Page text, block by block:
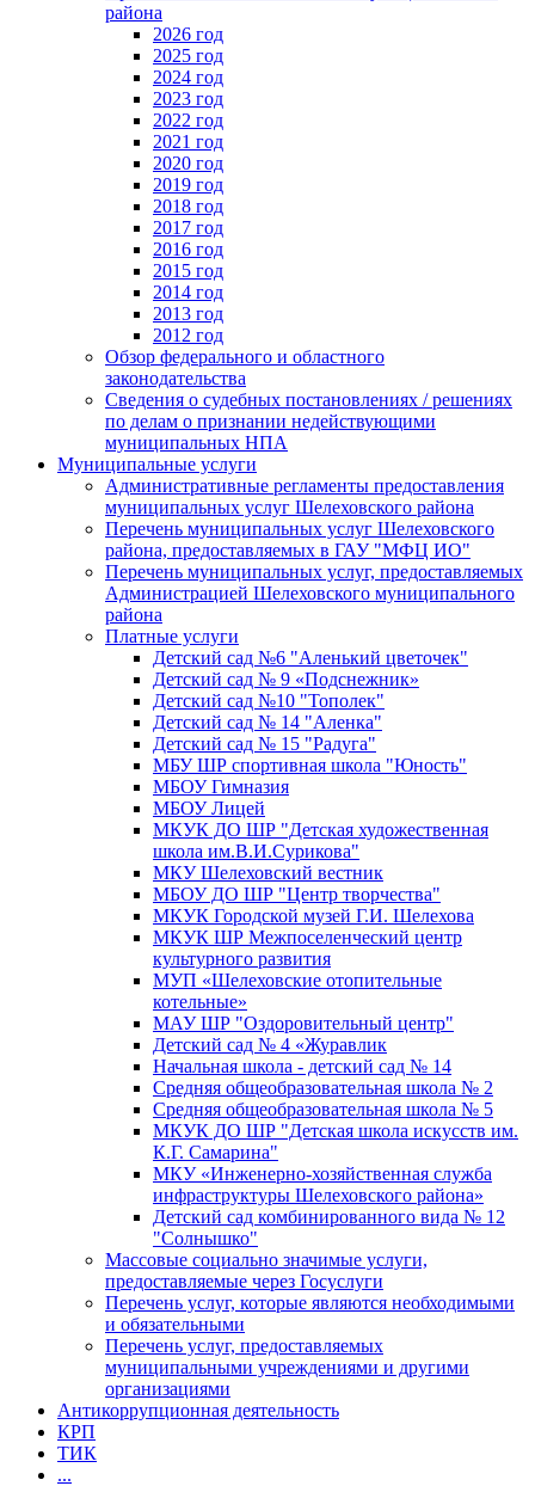
района
2026 год
2025 год
2024 год
2023 год
2022 год
2021 год
2020 год
2019 год
2018 год
2017 год
2016 год
2015 год
2014 год
2013 год
2012 год
Обзор федерального и областного
законодательства
Сведения о судебных постановлениях / решениях
по делам о признании недействующими
муниципальных НПА
Муниципальные услуги
Административные регламенты предоставления
муниципальных услуг Шелеховского района
Перечень муниципальных услуг Шелеховского
района, предоставляемых в ГАУ "МФЦ ИО"
Перечень муниципальных услуг, предоставляемых
Администрацией Шелеховского муниципального
района
Платные услуги
Детский сад №6 "Аленький цветочек"
Детский сад № 9 «Подснежник»
Детский сад №10 "Тополек"
Детский сад № 14 "Аленка"
Детский сад № 15 "Радуга"
МБУ ШР спортивная школа "Юность"
МБОУ Гимназия
МБОУ Лицей
МКУК ДО ШР "Детская художественная
школа им.В.И.Сурикова"
МКУ Шелеховский вестник
МБОУ ДО ШР "Центр творчества"
МКУК Городской музей Г.И. Шелехова
МКУК ШР Межпоселенческий центр
культурного развития
МУП «Шелеховские отопительные
котельные»
МАУ ШР "Оздоровительный центр"
Детский сад № 4 «Журавлик
Начальная школа - детский сад № 14
Средняя общеобразовательная школа № 2
Средняя общеобразовательная школа № 5
МКУК ДО ШР "Детская школа искусств им.
К.Г. Самарина"
МКУ «Инженерно-хозяйственная служба
инфраструктуры Шелеховского района»
Детский сад комбинированного вида № 12
"Солнышко"
Массовые социально значимые услуги,
предоставляемые через Госуслуги
Перечень услуг, которые являются необходимыми
и обязательными
Перечень услуг, предоставляемых
муниципальными учреждениями и другими
организациями
Антикоррупционная деятельность
КРП
ТИК
...